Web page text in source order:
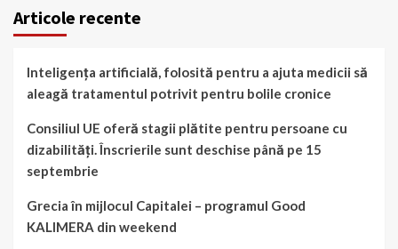
Articole recente
Inteligența artificială, folosită pentru a ajuta medicii să
aleagă tratamentul potrivit pentru bolile cronice
Consiliul UE oferă stagii plătite pentru persoane cu
dizabilități. Înscrierile sunt deschise până pe 15
septembrie
Grecia în mijlocul Capitalei – programul Good
KALIMERA din weekend